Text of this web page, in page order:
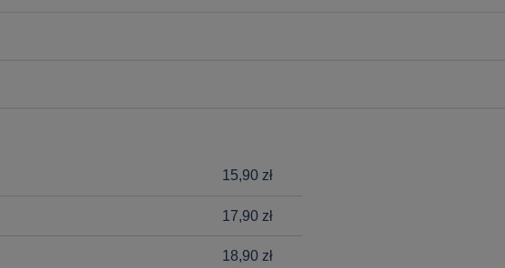
15,90 zł
17,90 zł
18,90 zł